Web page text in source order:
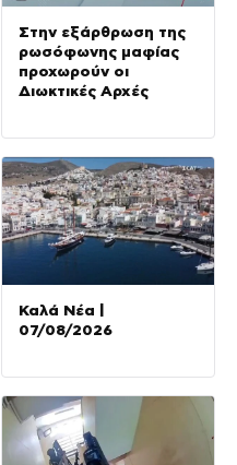
Στην εξάρθρωση της
ρωσόφωνης μαφίας
προχωρούν οι
Διωκτικές Αρχές
Καλά Νέα |
07/08/2026